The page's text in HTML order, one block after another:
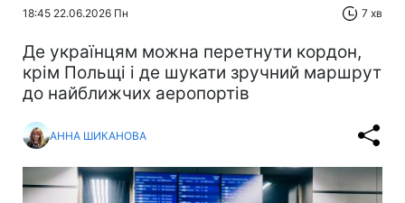
18:45 22.06.2026 Пн 7 хв
Де українцям можна перетнути кордон,
крім Польщі і де шукати зручний маршрут
до найближчих аеропортів
АННА ШИКАНОВА